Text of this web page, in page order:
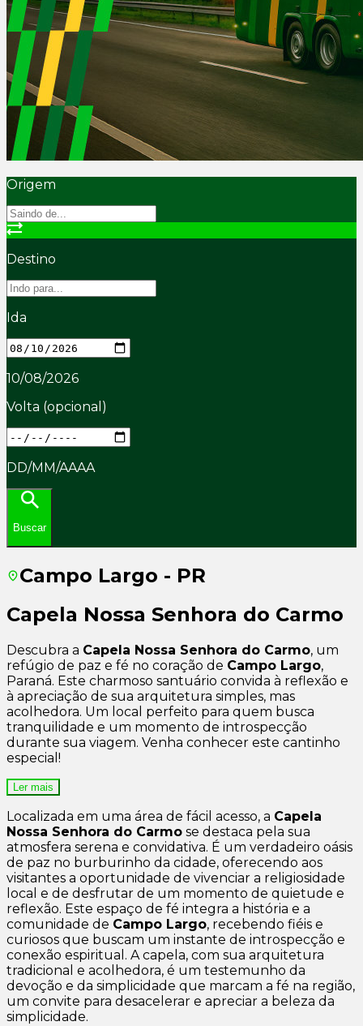
Origem
Destino
Ida
10/08/2026
Volta (opcional)
DD/MM/AAAA
Buscar
Campo Largo - PR
Capela Nossa Senhora do Carmo
Descubra a Capela Nossa Senhora do Carmo, um
refúgio de paz e fé no coração de Campo Largo,
Paraná. Este charmoso santuário convida à reflexão e
à apreciação de sua arquitetura simples, mas
acolhedora. Um local perfeito para quem busca
tranquilidade e um momento de introspecção
durante sua viagem. Venha conhecer este cantinho
especial!
Ler mais
Localizada em uma área de fácil acesso, a Capela
Nossa Senhora do Carmo se destaca pela sua
atmosfera serena e convidativa. É um verdadeiro oásis
de paz no burburinho da cidade, oferecendo aos
visitantes a oportunidade de vivenciar a religiosidade
local e de desfrutar de um momento de quietude e
reflexão. Este espaço de fé integra a história e a
comunidade de Campo Largo, recebendo fiéis e
curiosos que buscam um instante de introspecção e
conexão espiritual. A capela, com sua arquitetura
tradicional e acolhedora, é um testemunho da
devoção e da simplicidade que marcam a fé na região,
um convite para desacelerar e apreciar a beleza da
simplicidade.